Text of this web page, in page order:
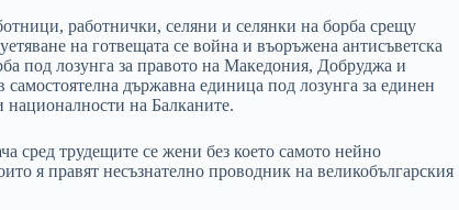
работнички, селяни и селянки на борба срещу
на готвещата се война и въоръжена антисъветска
под лозунга за правото на Македония, Добруджа и
държавна единица под лозунга за единен
националности на Балканите.
сред трудещите се жени без което самото нейно
я правят несъзнателно проводник на великобългарския